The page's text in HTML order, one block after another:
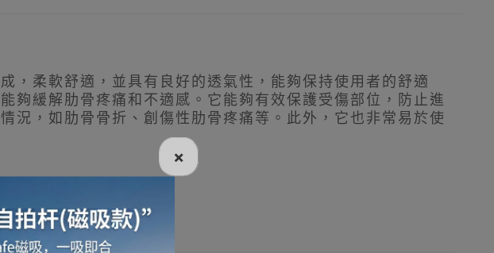
，柔軟舒適，並具有良好的透氣性，能夠保持使用者的舒適
夠緩解肋骨疼痛和不適感。它能夠有效保護受傷部位，防止進
況，如肋骨骨折、創傷性肋骨疼痛等。此外，它也非常易於使
×